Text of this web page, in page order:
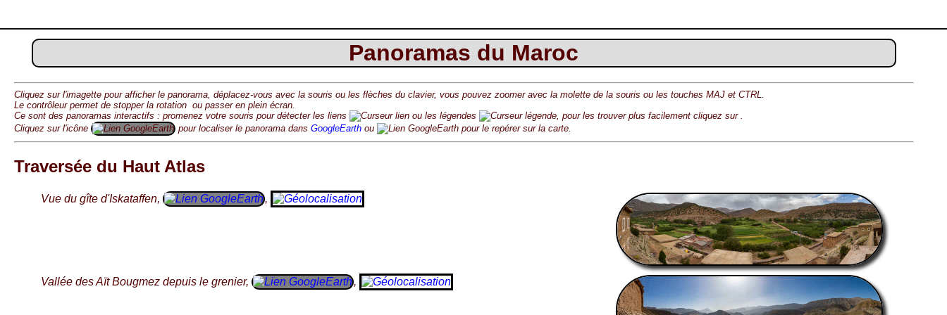
Panoramas du Maroc
Cliquez sur l'imagette pour afficher le panorama, déplacez-vous avec la souris ou les flèches du clavier, vous pouvez zoomer avec la molette de la souris ou les touches MAJ et CTRL.
Le contrôleur permet de stopper la rotation ou passer en plein écran.
Ce sont des panoramas interactifs : promenez votre souris pour détecter les liens
ou les légendes , pour les trouver plus facilement cliquez sur .
Cliquez sur l'icône
pour localiser le panorama dans GoogleEarth ou pour le repérer sur la carte.
Traversée du Haut Atlas
Vue du gîte d'Iskataffen, ,
Vallée des Aït Bougmez depuis le grenier, ,